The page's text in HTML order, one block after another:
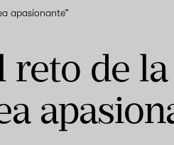
apasionante”
reto de